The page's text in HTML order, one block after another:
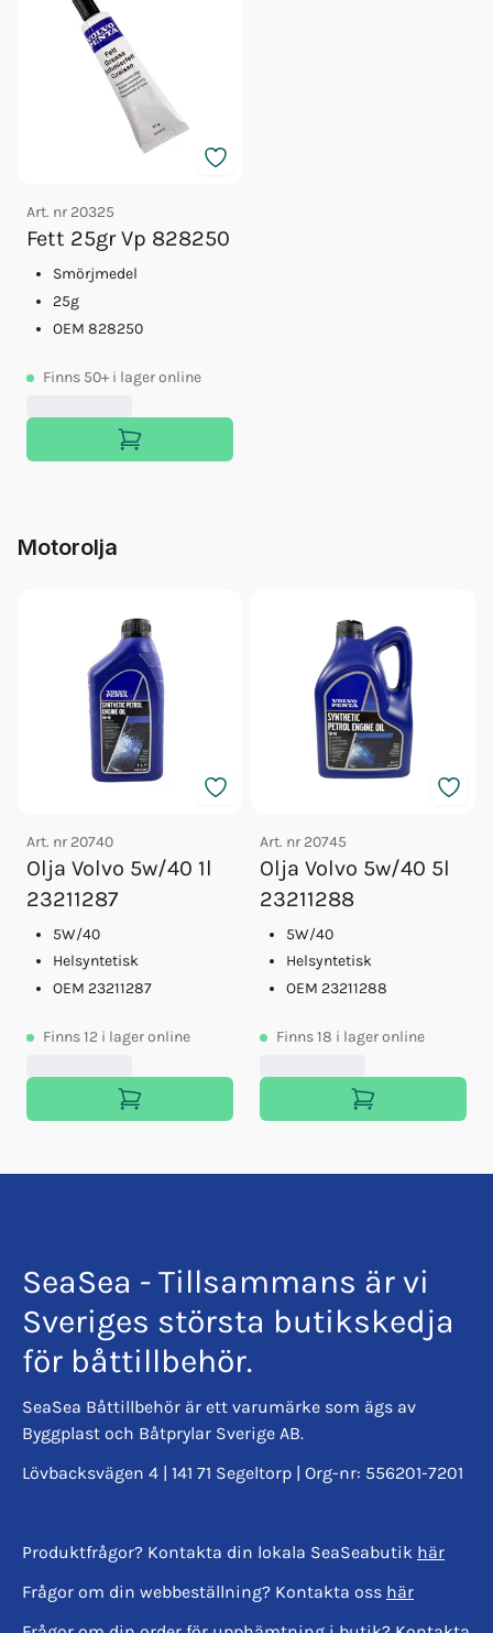
Art. nr 20325
Fett 25gr Vp 828250
Smörjmedel
25g
OEM 828250
Finns 50+ i lager online
Motorolja
Art. nr 20740
Olja Volvo 5w/40 1l
23211287
5W/40
Helsyntetisk
OEM 23211287
Finns12 i lager online
Art. nr 20745
Olja Volvo 5w/40 5l
23211288
5W/40
Helsyntetisk
OEM 23211288
Finns18 i lager online
SeaSea - Tillsammans är vi
Sveriges största butikskedja
för båttillbehör.
SeaSea Båttillbehör är ett varumärke som ägs av
Byggplast och Båtprylar Sverige AB.
Lövbacksvägen 4 | 141 71 Segeltorp | Org-nr: 556201-7201
Produktfrågor? Kontakta din lokala SeaSeabutik här
Frågor om din webbeställning? Kontakta oss här